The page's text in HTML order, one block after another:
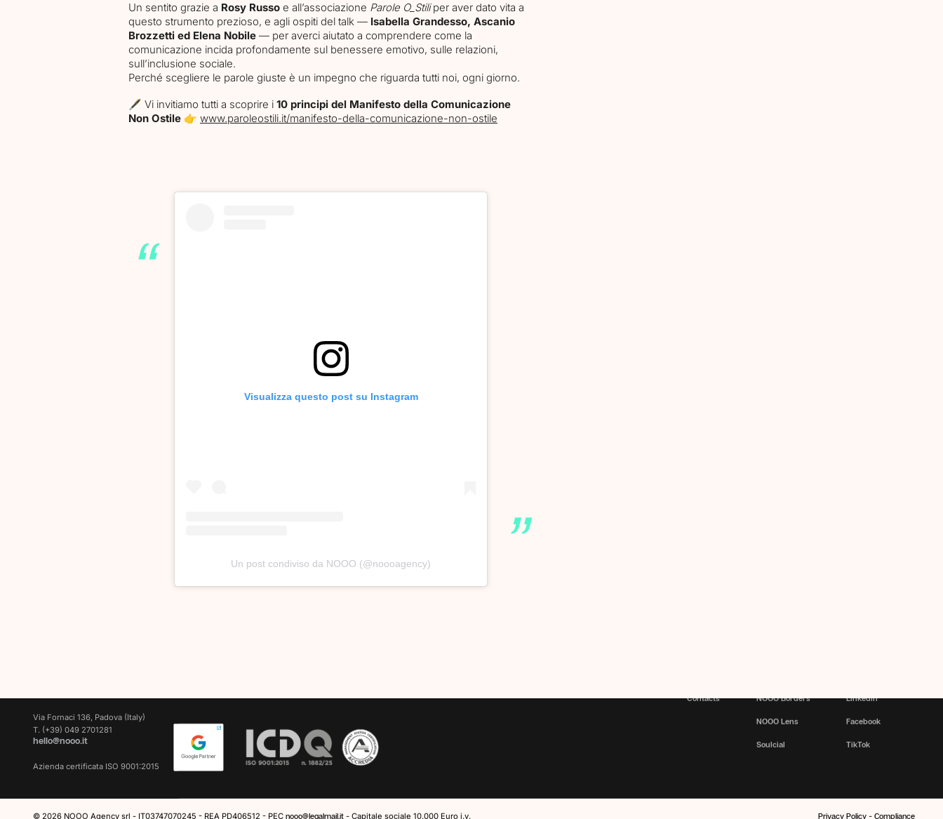
Un sentito grazie a Rosy Russo e all’associazione Parole O_Stiliper aver dato vita a
questo strumento prezioso, e agli ospiti del talk — Isabella Grandesso, Ascanio
Brozzetti ed Elena Nobile — per averci aiutato a comprendere come la
comunicazione incida profondamente sul benessere emotivo, sulle relazioni,
sull’inclusione sociale.
Perché scegliere le parole giuste è un impegno che riguarda tutti noi, ogni giorno.
🖋️ Vi invitiamo tutti a scoprire i 10 principi del Manifesto della Comunicazione
Non Ostile 👉 www.paroleostili.it/manifesto-della-comunicazione-non-ostile
Visualizza questo post su Instagram
Un post condiviso da NOOO (@noooagency)
Via Fornaci 136, Padova (Italy)
T. (+39) 049 2701281
hello@nooo.it
Azienda certificata ISO 9001:2015
Contacts NOOO Borders
NOOO Lens
Soulcial
Linkedin
Facebook
TikTok
© 2026 NOOO Agency srl - IT03747070245 - REA PD406512 - PEC nooo@legalmail.it- Capitale sociale 10.000 Euro i.v. Privacy Policy -Compliance